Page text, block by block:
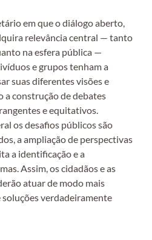
em que o diálogo aberto,
relevância central — tanto
na esfera pública —
e grupos tenham a
suas diferentes visões e
a construção de debates
e equitativos.
os desafios públicos são
a ampliação de perspectivas
a identificação e a
Assim, os cidadãos e as
atuar de modo mais
verdadeiramente